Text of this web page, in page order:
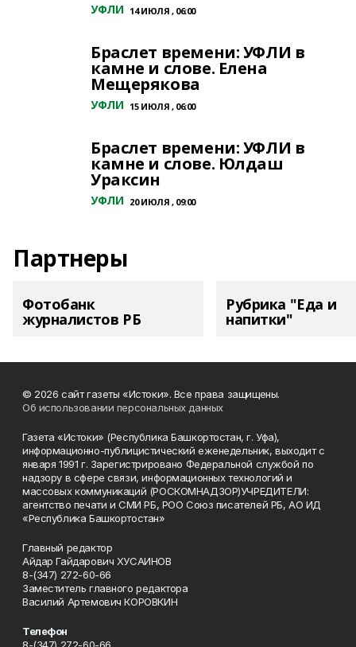
УФЛИ 14 ИЮЛЯ , 06:00
Браслет времени: УФЛИ в
камне и слове. Елена
Мещерякова
УФЛИ 15 ИЮЛЯ , 06:00
Браслет времени: УФЛИ в
камне и слове. Юлдаш
Ураксин
УФЛИ 20 ИЮЛЯ , 09:00
Партнеры
Фотобанк
журналистов РБ
Рубрика "Еда и
напитки"
© 2026 сайт газеты «Истоки». Все права защищены.
Об использовании персональных данных
Газета «Истоки» (Республика Башкортостан, г. Уфа),
информационно-публицистический еженедельник, выходит с
января 1991 г. Зарегистрировано Федеральной службой по
надзору в сфере связи, информационных технологий и
массовых коммуникаций (РОСКОМНАДЗОР)УЧРЕДИТЕЛИ:
агентство печати и СМИ РБ, РОО Союз писателей РБ, АО ИД
«Республика Башкортостан»
Главный редактор
Айдар Гайдарович ХУСАИНОВ
8-(347) 272-60-66
Заместитель главного редактора
Василий Артемович КОРОВКИН
Телефон